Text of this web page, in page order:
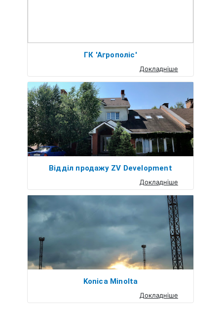
ГК 'Агрополіс'
Докладніше
Відділ продажу ZV Development
Докладніше
Konica Minolta
Докладніше